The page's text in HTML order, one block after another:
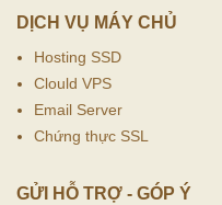
DỊCH VỤ MÁY CHỦ
Hosting SSD
Clould VPS
Email Server
Chứng thực SSL
GỬI HỖ TRỢ - GÓP Ý